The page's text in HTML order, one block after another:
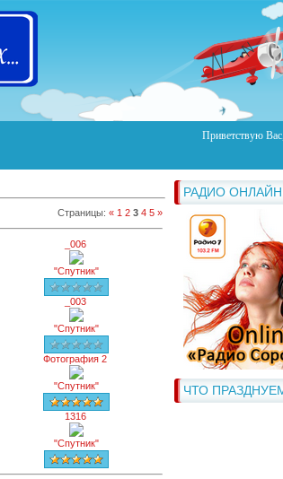
Приветствую Вас,
РАДИО ОНЛАЙН
ЧТО
Страницы: « 1 2 3 4 5 »
_006
"Спутник"
_003
"Спутник"
Фотография 2
"Спутник"
1316
"Спутник"